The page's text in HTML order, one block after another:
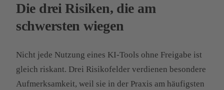
Die drei Risiken, die am
schwersten wiegen
Nicht jede Nutzung eines KI-Tools ohne Freigabe ist
gleich riskant. Drei Risikofelder verdienen besondere
Aufmerksamkeit, weil sie in der Praxis am häufigsten